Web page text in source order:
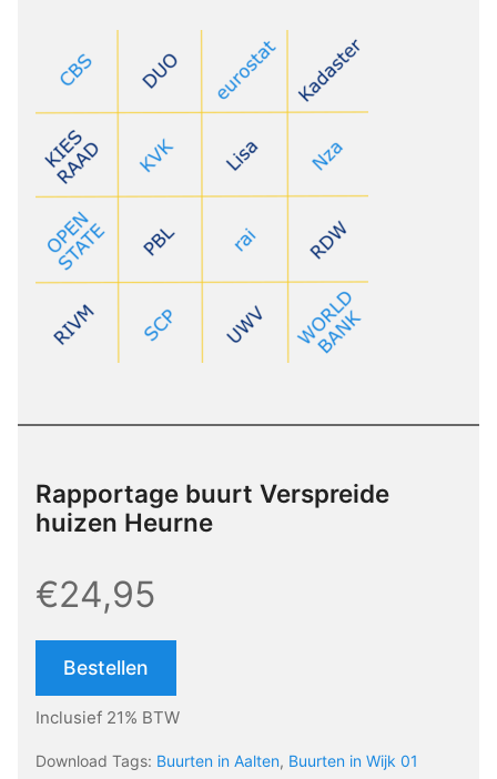
Rapportage buurt Verspreide
huizen Heurne
€24,95
Bestellen
Inclusief 21% BTW
Download Tags: Buurten in Aalten, Buurten in Wijk 01